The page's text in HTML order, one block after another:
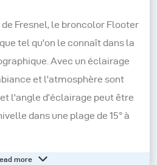
Fresnel, le broncolor Flooter
tel qu'on le connaît dans la
Avec un éclairage
et l'atmosphère sont
l'angle d’éclairage peut être
dans une plage de 15° à
more